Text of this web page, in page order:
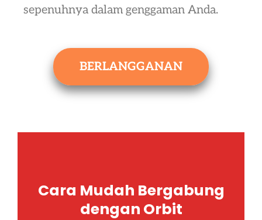
sepenuhnya dalam genggaman Anda.
BERLANGGANAN
Cara Mudah Bergabung
dengan Orbit